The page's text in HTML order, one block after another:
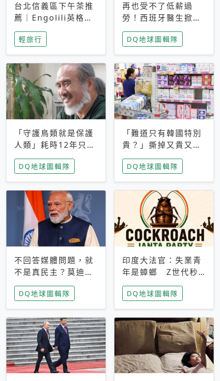
台北信義區下午茶推
薦｜Engolili英格莉
莉統一時代店，花園
秘境雙人套餐必拍熔
岩鬆餅塔
輕旅行
再也受不了低薪過
勞！西班牙醫生掀罷
工潮、近四成護理師
想離職 但外國醫生
能解決問題嗎？
DQ地球圖輯隊
「守護鳥類就是保護
人類」耗時12年只為
追尋台灣最稀有的猛
禽 專訪《飛吧！熊
鷹》導演梁皆得
DQ地球圖輯隊
「難道只有韓國特別
貴？」撕掉又貴又難
用標籤，南韓2026推
公共衛生棉全面免費
DQ地球圖輯隊
不回答媒體問題，就
不是真民主？莫迪訪
歐拒回答問題 挪威
記者：你怕什麼
DQ地球圖輯隊
印度大法官：失業青
年是蟑螂 Z世代秒
成立「蟑螂人民
黨」，追蹤數是執政
黨兩倍
DQ地球圖輯隊